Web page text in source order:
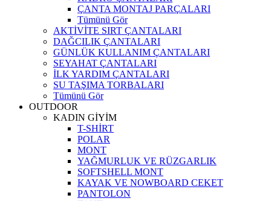
ÇANTA MONTAJ PARÇALARI
Tümünü Gör
AKTİVİTE SIRT ÇANTALARI
DAĞCILIK ÇANTALARI
GÜNLÜK KULLANIM ÇANTALARI
SEYAHAT ÇANTALARI
İLK YARDIM ÇANTALARI
SU TAŞIMA TORBALARI
Tümünü Gör
OUTDOOR
KADIN GİYİM
T-SHİRT
POLAR
MONT
YAĞMURLUK VE RÜZGARLIK
SOFTSHELL MONT
KAYAK VE NOWBOARD CEKET
PANTOLON